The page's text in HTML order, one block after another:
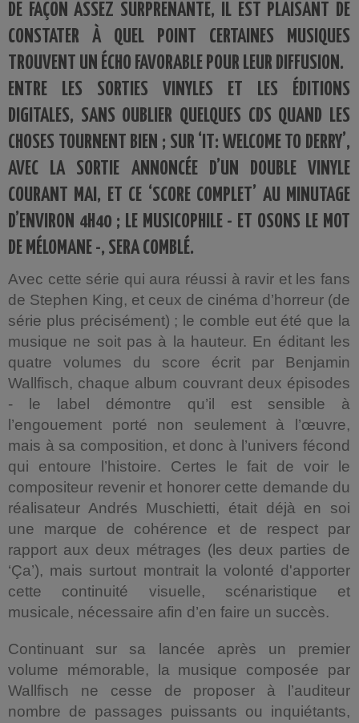
DE FAÇON ASSEZ SURPRENANTE, IL EST PLAISANT DE
CONSTATER À QUEL POINT CERTAINES MUSIQUES
TROUVENT UN ÉCHO FAVORABLE POUR LEUR DIFFUSION.
ENTRE LES SORTIES VINYLES ET LES ÉDITIONS
DIGITALES, SANS OUBLIER QUELQUES CDS QUAND LES
CHOSES TOURNENT BIEN ; SUR ‘IT: WELCOME TO DERRY’,
AVEC LA SORTIE ANNONCÉE D’UN DOUBLE VINYLE
COURANT MAI, ET CE ‘SCORE COMPLET’ AU MINUTAGE
D’ENVIRON 4H40 ; LE MUSICOPHILE - ET OSONS LE MOT
DE MÉLOMANE -, SERA COMBLÉ.
Avec cette série qui aura réussi à ravir et les fans
de Stephen King, et ceux de cinéma d’horreur (de
série plus précisément) ; le comble eut été que la
musique ne soit pas à la hauteur. En éditant les
quatre volumes du score écrit par Benjamin
Wallfisch, chaque album couvrant deux épisodes
- le label démontre qu’il est sensible à
l’engouement porté non seulement à l’œuvre,
mais à sa composition, et donc à l’univers fécond
qui entoure l’histoire. Certes le fait de voir le
compositeur revenir et honorer cette demande du
réalisateur Andrés Muschietti, était déjà en soi
une marque de cohérence et de respect par
rapport aux deux métrages (les deux parties de
‘Ça’), mais surtout montrait la volonté d'apporter
cette continuité visuelle, scénaristique et
musicale, nécessaire afin d’en faire un succès.
Continuant sur sa lancée après un premier
volume mémorable, la musique composée par
Wallfisch ne cesse de proposer à l’auditeur
nombre de passages puissants ou inquiétants,